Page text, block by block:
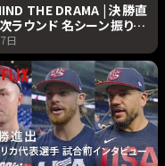
THE DRAMA | 決勝直
ラウンド 名シーン振り返
ワールドベースボー
シック | Netflix Japan
日